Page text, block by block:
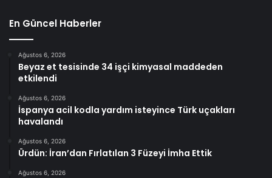
En Güncel Haberler
Ağustos 6, 2026
Beyaz et tesisinde 34 işçi kimyasal maddeden
etkilendi
Ağustos 6, 2026
İspanya acil kodla yardım isteyince Türk uçakları
havalandı
Ağustos 6, 2026
Ürdün: İran’dan Fırlatılan 3 Füzeyi İmha Ettik
Ağustos 6, 2026